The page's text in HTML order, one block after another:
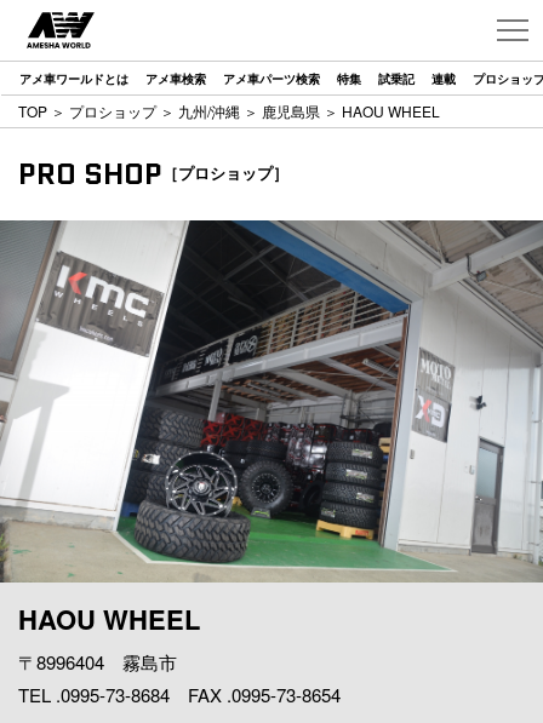
アメ車ワールドとは アメ車検索 アメ車パーツ検索 特集 試乗記 連載 プロショッ
TOP ＞ プロショップ＞ 九州/沖縄 ＞ 鹿児島県 ＞ HAOU WHEEL
PRO SHOP ［プロショップ］
HAOU WHEEL
〒8996404 霧島市
TEL .0995-73-8684 FAX .0995-73-8654